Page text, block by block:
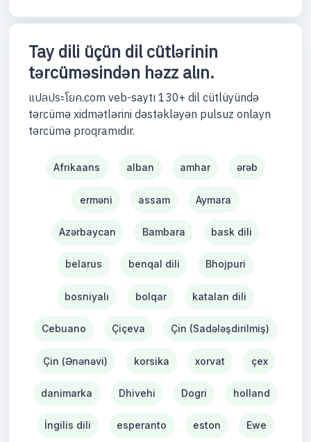
Tay dili üçün dil cütlərinin
tərcüməsindən həzz alın.
แปลประโยค.com veb-saytı 130+ dil cütlüyündə
tərcümə xidmətlərini dəstəkləyən pulsuz onlayn
tərcümə proqramıdır.
Afrikaans alban amhar ərəb
erməni assam Aymara
Azərbaycan Bambara bask dili
belarus benqal dili Bhojpuri
bosniyalı bolqar katalan dili
Cebuano Çiçeva Çin (Sadələşdirilmiş)
Çin (Ənənəvi) korsika xorvat çex
danimarka Dhivehi Dogri holland
İngilis dili esperanto eston Ewe